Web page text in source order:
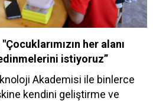
her alanı
istiyoruz”
Akademisi ile binlerce
kendini geliştirme ve